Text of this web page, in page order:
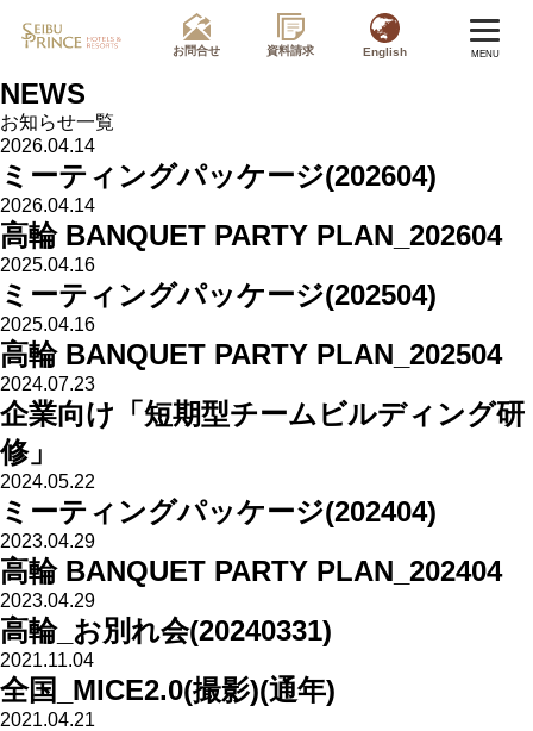
お問合せ 資料請求 English MENU
NEWS
お知らせ一覧
2026.04.14
ミーティングパッケージ(202604)
2026.04.14
高輪 BANQUET PARTY PLAN_202604
2025.04.16
ミーティングパッケージ(202504)
2025.04.16
高輪 BANQUET PARTY PLAN_202504
2024.07.23
企業向け「短期型チームビルディング研
修」
2024.05.22
ミーティングパッケージ(202404)
2023.04.29
高輪 BANQUET PARTY PLAN_202404
2023.04.29
高輪_お別れ会(20240331)
2021.11.04
全国_MICE2.0(撮影)(通年)
2021.04.21